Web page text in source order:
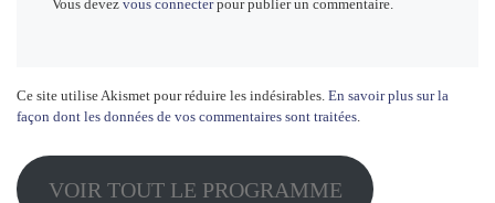
Vous devezvous connecterpour publier un commentaire.
Ce site utilise Akismet pour réduire les indésirables. En savoir plus sur la
façon dont les données de vos commentaires sont traitées.
VOIR TOUT LE PROGRAMME